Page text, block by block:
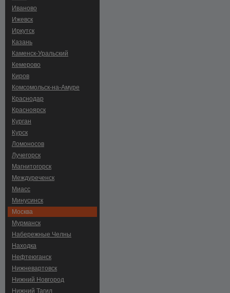
Иваново
Ижевск
Иркутск
Казань
Каменск-Уральский
Кемерово
Киров
Комсомольск-на-Амуре
Краснодар
Красноярск
Курган
Курск
Ломоносов
Лучегорск
Магнитогорск
Междуреченск
Миасс
Минусинск
Москва
Мурманск
Набережные Челны
Находка
Нефтеюганск
Нижневартовск
Нижний Новгород
Нижний Тагил